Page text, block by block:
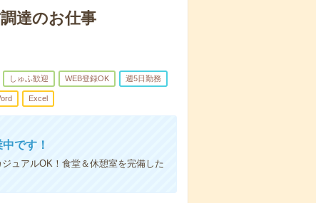
達のお仕事
しゅふ歓迎 WEB登録OK 週5日勤務
Excel
です！
ュアルOK！食堂＆休憩室を完備した